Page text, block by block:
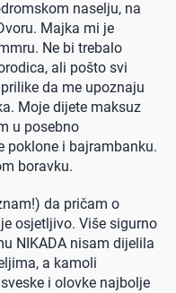
naselju, na
Majka mi je
Ne bi trebalo
ali pošto svi
da me upoznaju
Moje dijete maksuz
u posebno
poklone i bajrambanku.
boravku.
da pričam o
osjetljivo. Više sigurno
NIKADA nisam dijelila
a kamoli
i olovke najbolje